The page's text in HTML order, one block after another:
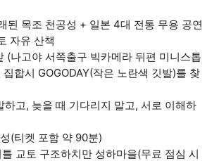
된 목조 천공성 + 일본 4대 전통 무용 공연
자유 산책
(나고야 서쪽출구 빅카메라 뒤편 미니스톱
합시 GOGODAY(작은 노란색 깃발)를 찾
고, 늦을 때 기다리지 말고, 서로 이해하
(티켓 포함 약 90분)
교토 구조하치만 성하마을(무료 점심 시